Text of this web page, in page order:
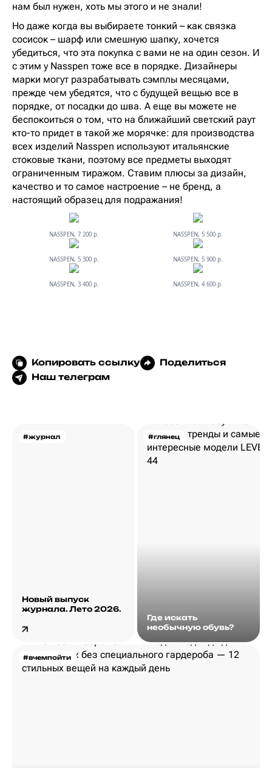
нам был нужен, хоть мы этого и не знали!
Но даже когда вы выбираете тонкий – как связка
сосисок – шарф или смешную шапку, хочется
убедиться, что эта покупка с вами не на один сезон. И
с этим у Nasspen тоже все в порядке. Дизайнеры
марки могут разрабатывать сэмплы месяцами,
прежде чем убедятся, что с будущей вещью все в
порядке, от посадки до шва. А еще вы можете не
беспокоиться о том, что на ближайший светский раут
кто-то придет в такой же морячке: для производства
всех изделий Nasspen используют итальянские
стоковые ткани, поэтому все предметы выходят
ограниченным тиражом. Ставим плюсы за дизайн,
качество и то самое настроение – не бренд, а
настоящий образец для подражания!
NASSPEN, 7 200 р. NASSPEN, 5 500 р.
NASSPEN, 5 300 р. NASSPEN, 5 900 р.
NASSPEN, 3 400 р. NASSPEN, 4 600 р.
Копировать ссылку
Поделиться
Наш телеграм
#журнал
Новый выпуск
журнала. Лето 2026.
#глянец
Где искать
необычную обувь?
#вчемпойти